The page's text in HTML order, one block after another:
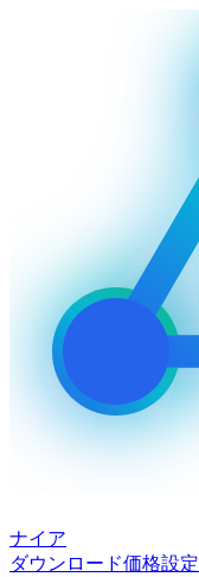
ナイア
ダウンロード価格設定